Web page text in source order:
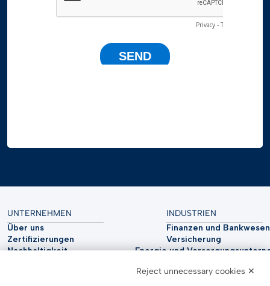
UNTERNEHMEN
Über uns
Zertifizierungen
Nachhaltigkeit
INDUSTRIEN
Finanzen und Bankwesen
Versicherung
Energie und
Telco
Reject unnecessary cookies ✕